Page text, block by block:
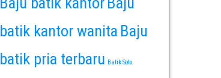
batik kantor wanita Baju
batik pria terbaru Batik Solo